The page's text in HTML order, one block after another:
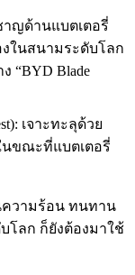
ญด้านแบตเตอรี่
งในสนามระดับโลก
“BYD Blade
เจาะทะลุด้วย
ขณะที่แบตเตอรี่
ความร้อน ทนทาน
โลก ก็ยังต้องมาใช้